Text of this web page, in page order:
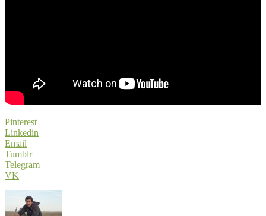
Pinterest
Linkedin
Email
Tumblr
Telegram
VK